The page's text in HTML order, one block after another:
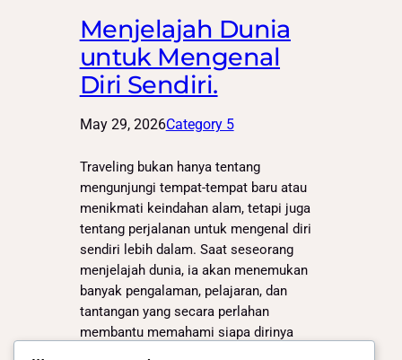
Menjelajah Dunia
untuk Mengenal
Diri Sendiri.
May 29, 2026Category 5
Traveling bukan hanya tentang
mengunjungi tempat-tempat baru atau
menikmati keindahan alam, tetapi juga
tentang perjalanan untuk mengenal diri
sendiri lebih dalam. Saat seseorang
menjelajah dunia, ia akan menemukan
banyak pengalaman, pelajaran, dan
tantangan yang secara perlahan
membantu memahami siapa dirinya